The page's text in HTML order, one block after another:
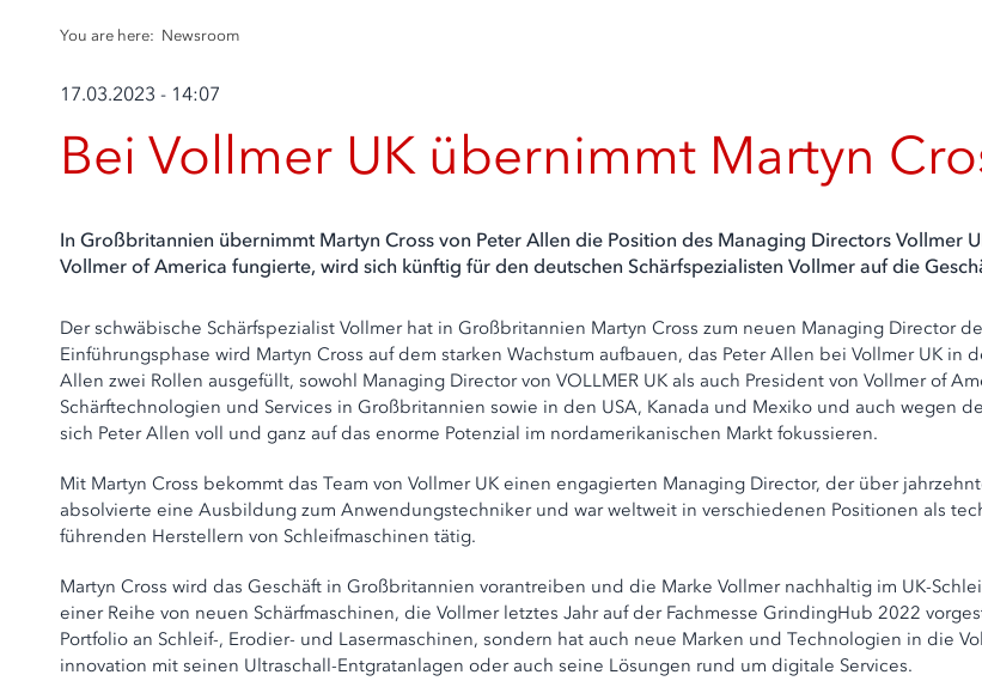
You are here: Newsroom
17.03.2023 - 14:07
Bei Vollmer UK übernimmt Martyn
In Großbritannien übernimmt Martyn Cross von Peter Allen die Position des Managing Directors Vollmer
Vollmer of America fungierte, wird sich künftig für den deutschen Schärfspezialisten Vollmer auf die
Der schwäbische Schärfspezialist Vollmer hat in Großbritannien Martyn Cross zum neuen Managing Director
Einführungsphase wird Martyn Cross auf dem starken Wachstum aufbauen, das Peter Allen bei Vollmer UK
Allen zwei Rollen ausgefüllt, sowohl Managing Director von VOLLMER UK als auch President von Vollmer of
Schärftechnologien und Services in Großbritannien sowie in den USA, Kanada und Mexiko und auch wegen
sich Peter Allen voll und ganz auf das enorme Potenzial im nordamerikanischen Markt fokussieren.
Mit Martyn Cross bekommt das Team von Vollmer UK einen engagierten Managing Director, der über
absolvierte eine Ausbildung zum Anwendungstechniker und war weltweit in verschiedenen Positionen als
führenden Herstellern von Schleifmaschinen tätig.
Martyn Cross wird das Geschäft in Großbritannien vorantreiben und die Marke Vollmer nachhaltig im UK-
einer Reihe von neuen Schärfmaschinen, die Vollmer letztes Jahr auf der Fachmesse GrindingHub 2022
Portfolio an Schleif-, Erodier- und Lasermaschinen, sondern hat auch neue Marken und Technologien in die
innovation mit seinen Ultraschall-Entgratanlagen oder auch seine Lösungen rund um digitale Services.